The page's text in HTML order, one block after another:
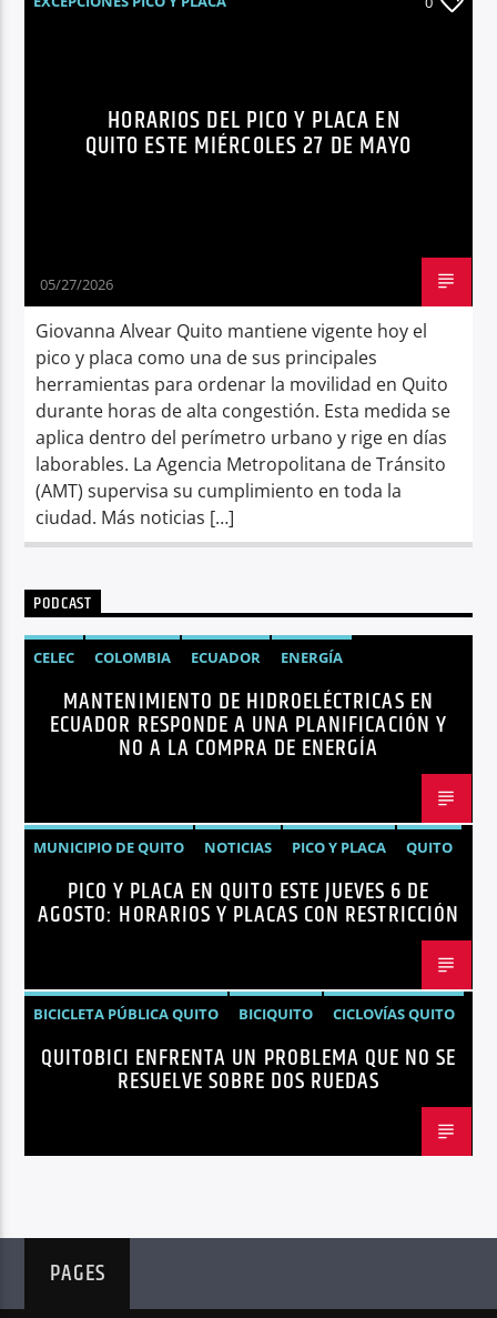
SÍNTESIS NOTICIOSAHORARIOS DEL PICO Y PLACA EN
QUITO ESTE MIÉRCOLES 27 DE MAYO
05/27/2026
Giovanna Alvear Quito mantiene vigente hoy el
pico y placa como una de sus principales
herramientas para ordenar la movilidad en Quito
durante horas de alta congestión. Esta medida se
aplica dentro del perímetro urbano y rige en días
laborables. La Agencia Metropolitana de Tránsito
(AMT) supervisa su cumplimiento en toda la
ciudad. Más noticias […]
PODCAST
CELEC COLOMBIA ECUADOR
ENERGÍA
HIDROELÉCTRICAS
NOTICIAS
MANTENIMIENTO DE HIDROELÉCTRICAS EN
ECUADOR RESPONDE A UNA PLANIFICACIÓN Y
NO A LA COMPRA DE ENERGÍA
MUNICIPIO DE QUITO NOTICIAS PICO Y PLACA QUITO
PICO Y PLACA EN QUITO ESTE JUEVES 6 DE
AGOSTO: HORARIOS Y PLACAS CON RESTRICCIÓN
BICICLETA PÚBLICA QUITO BICIQUITO
CICLOVÍAS QUITO
EDITORIAL
METRO DE QUITO BICICLETA
MOVILIDAD ACTIVA QUITO
MOVILIDAD SOSTENIBLE QUITO
QUITOBICI ENFRENTA UN PROBLEMA QUE NO SE
RESUELVE SOBRE DOS RUEDAS
PAGES